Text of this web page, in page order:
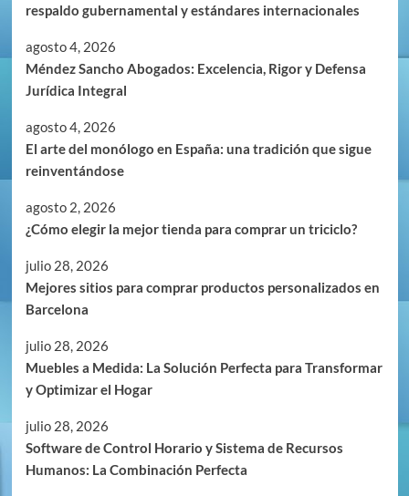
respaldo gubernamental y estándares internacionales
agosto 4, 2026
Méndez Sancho Abogados: Excelencia, Rigor y Defensa
Jurídica Integral
agosto 4, 2026
El arte del monólogo en España: una tradición que sigue
reinventándose
agosto 2, 2026
¿Cómo elegir la mejor tienda para comprar un triciclo?
julio 28, 2026
Mejores sitios para comprar productos personalizados en
Barcelona
julio 28, 2026
Muebles a Medida: La Solución Perfecta para Transformar
y Optimizar el Hogar
julio 28, 2026
Software de Control Horario y Sistema de Recursos
Humanos: La Combinación Perfecta